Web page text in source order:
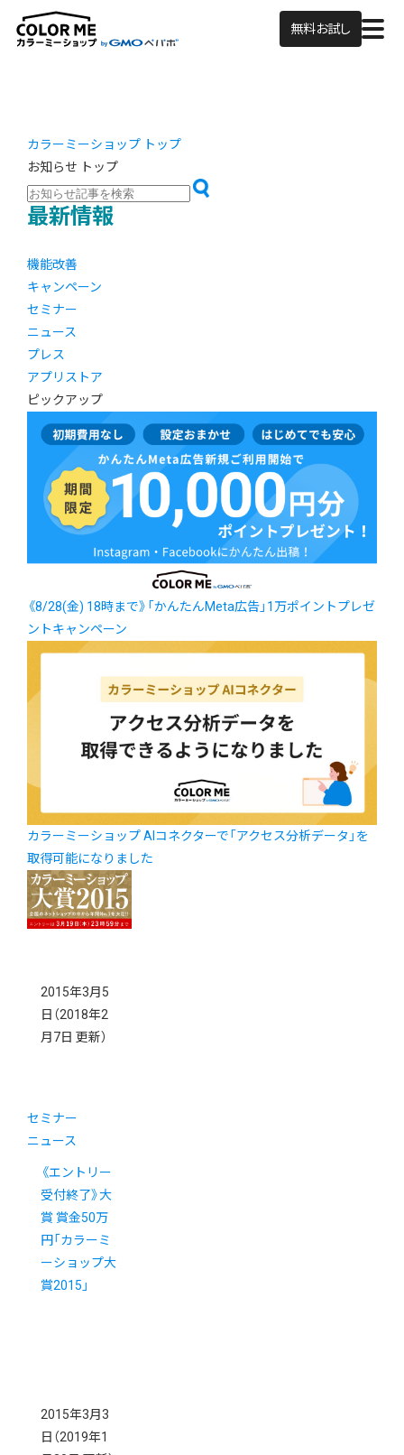
無料お試し
カラーミーショップ トップ
お知らせ トップ
最新情報
機能改善
キャンペーン
セミナー
ニュース
プレス
アプリストア
ピックアップ
《8/28(金) 18時まで》「かんたんMeta広告」1万ポイントプレゼ
ントキャンペーン
カラーミーショップ AIコネクターで「アクセス分析データ」を
取得可能になりました
2015年3月5
日 （2018年2
月7日 更新）
セミナー
ニュース
《エントリー
受付終了》大
賞 賞金50万
円「カラーミ
ーショップ大
賞2015」
2015年3月3
日 （2019年1